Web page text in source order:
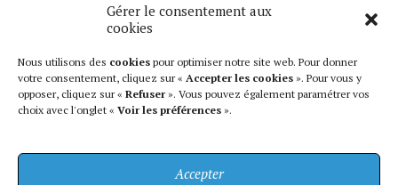
Gérer le consentement aux
cookies
Nous utilisons des cookies pour optimiser notre site web. Pour donner
votre consentement, cliquez sur « Accepter les cookies ». Pour vous y
opposer, cliquez sur « Refuser ». Vous pouvez également paramétrer vos
choix avec l'onglet « Voir les préférences ».
Accepter